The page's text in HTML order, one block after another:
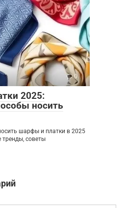
0
2025:
носить
шарфы и платки в 2025
тренды, советы